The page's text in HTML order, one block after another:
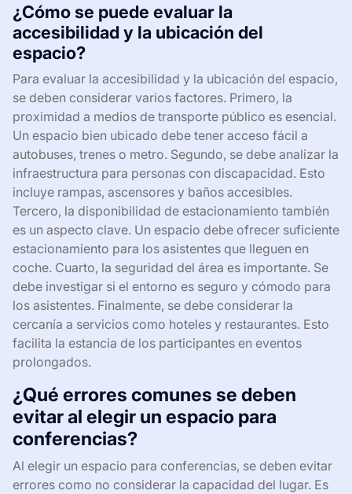
¿Cómo se puede evaluar la
accesibilidad y la ubicación del
espacio?
Para evaluar la accesibilidad y la ubicación del espacio,
se deben considerar varios factores. Primero, la
proximidad a medios de transporte público es esencial.
Un espacio bien ubicado debe tener acceso fácil a
autobuses, trenes o metro. Segundo, se debe analizar la
infraestructura para personas con discapacidad. Esto
incluye rampas, ascensores y baños accesibles.
Tercero, la disponibilidad de estacionamiento también
es un aspecto clave. Un espacio debe ofrecer suficiente
estacionamiento para los asistentes que lleguen en
coche. Cuarto, la seguridad del área es importante. Se
debe investigar si el entorno es seguro y cómodo para
los asistentes. Finalmente, se debe considerar la
cercanía a servicios como hoteles y restaurantes. Esto
facilita la estancia de los participantes en eventos
prolongados.
¿Qué errores comunes se deben
evitar al elegir un espacio para
conferencias?
Al elegir un espacio para conferencias, se deben evitar
errores como no considerar la capacidad del lugar. Es